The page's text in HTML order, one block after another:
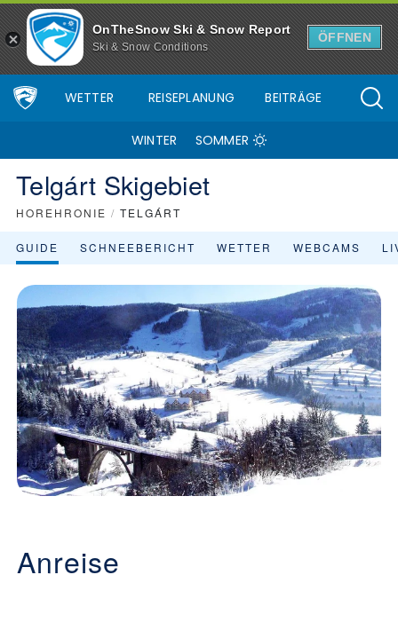
OnTheSnow Ski & Snow Report
Ski & Snow Conditions
ÖFFNEN
WETTER REISEPLANUNG BEITRÄGE
WINTER SOMMER
Telgárt Skigebiet
HOREHRONIE / TELGÁRT
GUIDE SCHNEEBERICHT WETTER WEBCAMS
Anreise
Skigebiet Telgárt - Skiinfo.de